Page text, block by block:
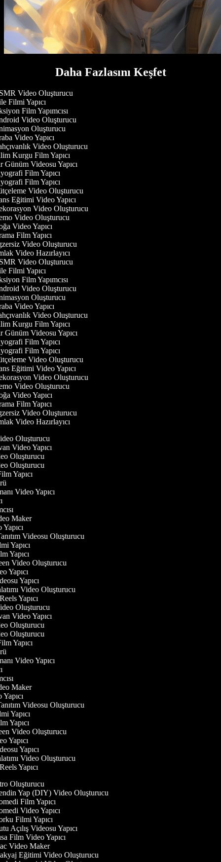
Daha Fazlasını Keşfet
Video Oluşturucu
Filmi Yapıcı
Film Yapımcısı
Video Oluşturucu
Oluşturucu
Video Yapıcı
Video Oluşturucu
Kurgu Film Yapıcı
Videosu Yapıcı
Film Yapıcı
Film Yapıcı
Video Oluşturucu
Eğitimi Video Yapıcı
Video Oluşturucu
Video Oluşturucu
Video Yapıcı
Film Yapıcı
Video Oluşturucu
Video Hazırlayıcı
Video Oluşturucu
Filmi Yapıcı
Film Yapımcısı
Video Oluşturucu
Oluşturucu
Video Yapıcı
Video Oluşturucu
Kurgu Film Yapıcı
Videosu Yapıcı
Film Yapıcı
Film Yapıcı
Video Oluşturucu
Eğitimi Video Yapıcı
Video Oluşturucu
Video Oluşturucu
Video Yapıcı
Film Yapıcı
Video Oluşturucu
Video Hazırlayıcı
Oluşturucu
Video Yapıcı
Oluşturucu
Oluşturucu
Yapıcı
Video Yapıcı
Maker
Yapıcı
Videosu Oluşturucu
Yapıcı
Yapıcı
Video Oluşturucu
Yapıcı
Yapıcı
Video Oluşturucu
Yapıcı
Oluşturucu
Video Yapıcı
Oluşturucu
Oluşturucu
Yapıcı
Video Yapıcı
Maker
Yapıcı
Videosu Oluşturucu
Yapıcı
Yapıcı
Video Oluşturucu
Yapıcı
Yapıcı
Video Oluşturucu
Yapıcı
Oluşturucu
Yap (DIY) Video Oluşturucu
Film Yapıcı
Video Yapıcı
Filmi Yapıcı
Açılış Videosu Yapıcı
Film Video Yapıcı
Video Maker
Eğitimi Video Oluşturucu